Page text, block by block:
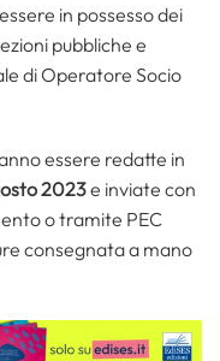
in possesso dei
pubbliche e
di Operatore Socio
essere redatte in
2023e inviate con
o tramite PEC
consegnata a mano